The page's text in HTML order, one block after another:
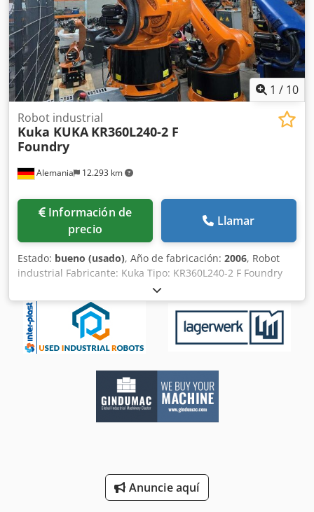
1 / 10
Alemania 12.293 km
Robot industrial
Kuka KUKA KR360L240-2 F
Foundry
Información de
precio
Llamar
Estado: bueno (usado), Año de fabricación: 2006, Robot
industrial Fabricante: Kuka Tipo: KR360L240-2 F Foundry
Año de fabricación: 2006 Cedpfor H H Diox Ahkjrf Alcance:
3326 mm Capacidad de carga: 240 kg Peso: 2375 kg
Controlador Kuka KRC2ed05 Año de fabricación: 2006 Peso:
208 kg Versión del software: V5.6.11 Sistema operativo:
WinXP Panel de control Kuka KCP2ed05 Cables de conexión
Anuncie aquí